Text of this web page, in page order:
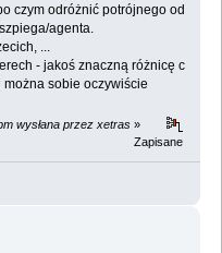
czym odróżnić potrójnego od
agenta.
...
- jakoś znaczną różnicę c
można sobie oczywiście
wysłana przez xetras »
Zapisane